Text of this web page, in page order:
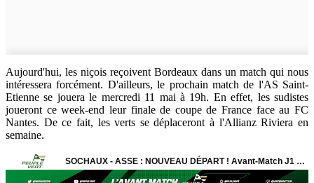
Aujourd'hui, les niçois reçoivent Bordeaux dans un match qui nous
intéressera forcément. D'ailleurs, le prochain match de l'AS Saint-
Etienne se jouera le mercredi 11 mai à 19h. En effet, les sudistes
joueront ce week-end leur finale de coupe de France face au FC
Nantes. De ce fait, les verts se déplaceront à l'Allianz Riviera en
semaine.